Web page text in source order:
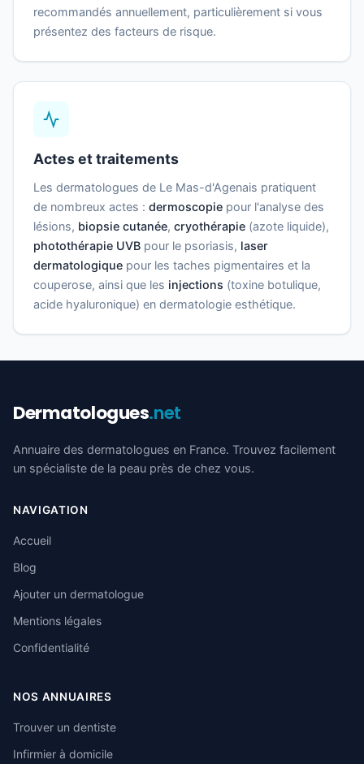
recommandés annuellement, particulièrement si vous
présentez des facteurs de risque.
Actes et traitements
Les dermatologues de Le Mas-d'Agenais pratiquent
de nombreux actes : dermoscopie pour l'analyse des
lésions, biopsie cutanée, cryothérapie (azote liquide),
photothérapie UVB pour le psoriasis, laser
dermatologique pour les taches pigmentaires et la
couperose, ainsi que les injections (toxine botulique,
acide hyaluronique) en dermatologie esthétique.
Dermatologues.net
Annuaire des dermatologues en France. Trouvez facilement
un spécialiste de la peau près de chez vous.
NAVIGATION
Accueil
Blog
Ajouter un dermatologue
Mentions légales
Confidentialité
NOS ANNUAIRES
Trouver un dentiste
Infirmier à domicile